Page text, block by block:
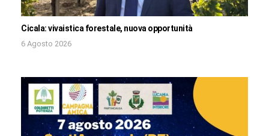
Cicala: vivaistica forestale, nuova opportunità
6 Agosto 2026